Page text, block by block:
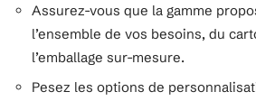
Assurez-vous que la gamme
l’ensemble de vos besoins, du
l’emballage sur-mesure.
Pesez les options de